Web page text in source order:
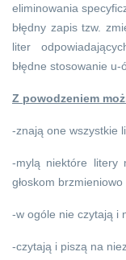
eliminowania
błędny zapis tzw.
liter
błędne stosowanie u-
Z powodzeniem
-znają one wszystkie
-mylą niektóre litery
głoskom brzmieniowo
-w ogóle nie czytają i
-czytają i piszą na